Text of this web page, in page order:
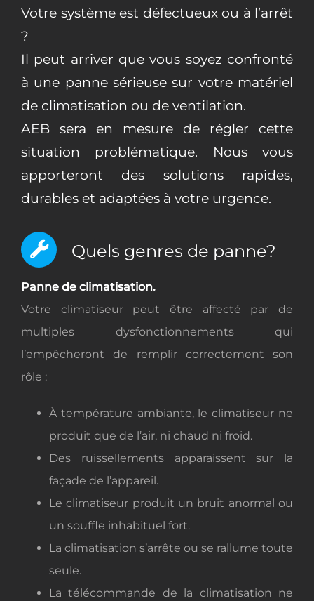
Votre système est défectueux ou à l’arrêt
?
Il peut arriver que vous soyez confronté
à une panne sérieuse sur votre matériel
de climatisation ou de ventilation.
AEB sera en mesure de régler cette
situation problématique. Nous vous
apporteront des solutions rapides,
durables et adaptées à votre urgence.
Quels genres de panne?
Panne de climatisation.
Votre climatiseur peut être affecté par de
multiples dysfonctionnements qui
l’empêcheront de remplir correctement son
rôle :
À température ambiante, le climatiseur ne
produit que de l’air, ni chaud ni froid.
Des ruissellements apparaissent sur la
façade de l’appareil.
Le climatiseur produit un bruit anormal ou
un souffle inhabituel fort.
La climatisation s’arrête ou se rallume toute
seule.
La télécommande de la climatisation ne